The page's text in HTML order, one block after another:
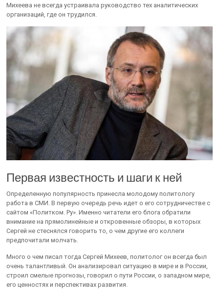
Михеева не всегда устраивала руководство тех аналитических
организаций, где он трудился.
Первая известность и шаги к ней
Определенную популярность принесла молодому политологу
работа в СМИ. В первую очередь речь идет о его сотрудничестве с
сайтом «Политком. Ру». Именно читатели его блога обратили
внимание на прямолинейные и откровенные обзоры, в которых
Сергей не стеснялся говорить то, о чем другие его коллеги
предпочитали молчать.
Много о чем писал тогда Сергей Михеев, политолог он всегда был
очень талантливый. Он анализировал ситуацию в мире и в России,
строил смелые прогнозы, говорил о пути России, о западном мире,
его ценностях и перспективах развития.